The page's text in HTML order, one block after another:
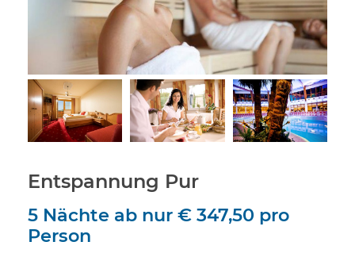
Entspannung Pur
5 Nächte ab nur € 347,50 pro
Person